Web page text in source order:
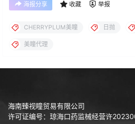
海报分享 收藏 举报
CHERRYPLUM美瞳 日抛
美瞳代理
海南臻视瞳贸易有限公司
许可证编号：琼海口药监械经营许